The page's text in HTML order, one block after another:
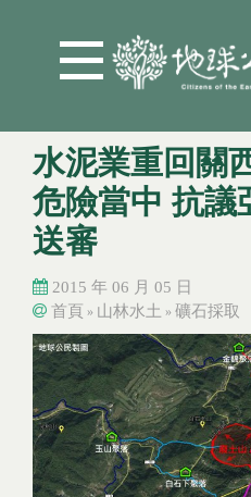
水泥業重回關
危險當中 抗議
送審
2015 年 06 月 05 日
您在這裡
首頁 » 山林水土 » 礦石採取
您在這裡